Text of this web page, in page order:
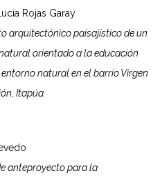
Rojas Garay
arquitectónico paisajístico de un
orientado a la educación
natural en el barrio Virgen
Itapúa.
anteproyecto para la